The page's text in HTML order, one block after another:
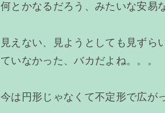
何とかなるだろう、みたいな安易
見えない、見ようとしても見ずら
ていなかった、バカだよね。。。
今は円形じゃなくて不定形で広が